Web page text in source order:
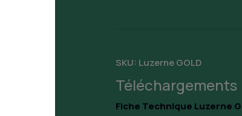
SKU: Luzerne GOLD
Téléchargements
Fiche Technique Luzerne